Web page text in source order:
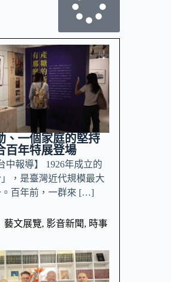
、一個家庭的堅持
百年特展登場
中報導】 1926年成立的
」，是臺灣近代規模最大
。百年前，一群來 […]
藝文展覽, 影音新聞, 時事